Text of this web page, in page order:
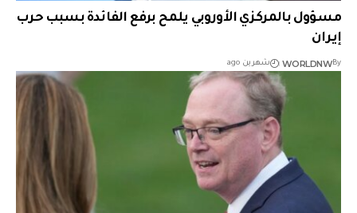
مسؤول بالمركزي الأوروبي يلمح برفع الفائدة بسبب حرب
إيران
By
WORLDNW شهرين ago